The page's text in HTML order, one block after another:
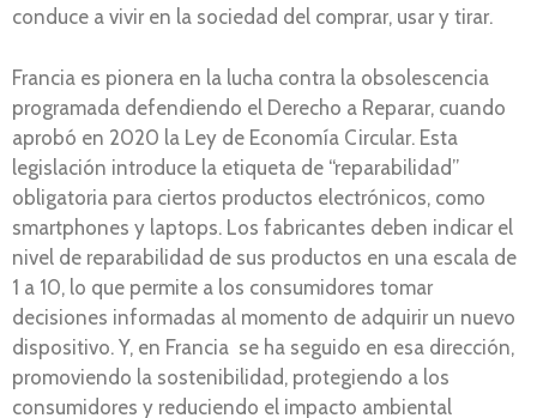
conduce a vivir en la sociedad del comprar, usar y tirar.
Francia es pionera en la lucha contra la obsolescencia
programada defendiendo el Derecho a Reparar, cuando
aprobó en 2020 la Ley de Economía Circular. Esta
legislación introduce la etiqueta de “reparabilidad”
obligatoria para ciertos productos electrónicos, como
smartphones y laptops. Los fabricantes deben indicar el
nivel de reparabilidad de sus productos en una escala de
1 a 10, lo que permite a los consumidores tomar
decisiones informadas al momento de adquirir un nuevo
dispositivo. Y, en Francia se ha seguido en esa dirección,
promoviendo la sostenibilidad, protegiendo a los
consumidores y reduciendo el impacto ambiental